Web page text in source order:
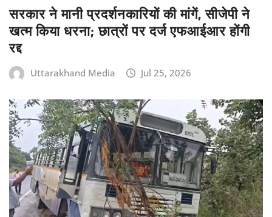
सरकार ने मानी प्रदर्शनकारियों की मांगें, सीजेपी ने
खत्म किया धरना; छात्रों पर दर्ज एफआईआर होंगी
रद्द
Uttarakhand Media Jul 25, 2026